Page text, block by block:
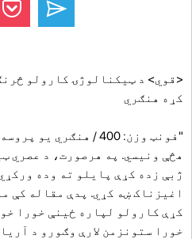
<قوي> د ټیکنالوژۍ کارولو
کړه هنګري
"فونټ وزن: 400 /
هڅې ونیسي. په هرصورت، د عصري
ژبې زده کړې پایلو ته وده
اغیزناک ښه کړي. پدې مقاله کې
کړې کارولو لپاره ځینې خورا